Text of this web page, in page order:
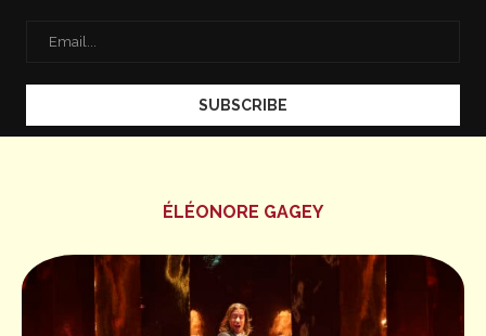
ÉLÉONORE GAGEY